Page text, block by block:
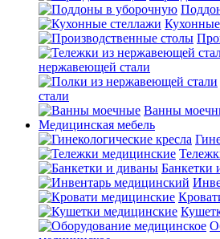
нержавеющей стали
стали
Ванны
Медицинская мебель
Банкетки